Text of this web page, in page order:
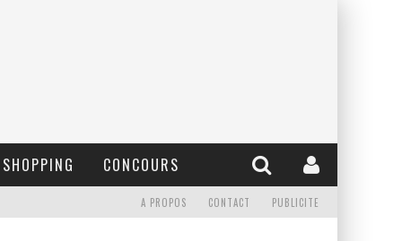
SHOPPING CONCOURS
A PROPOS CONTACT PUBLICITE